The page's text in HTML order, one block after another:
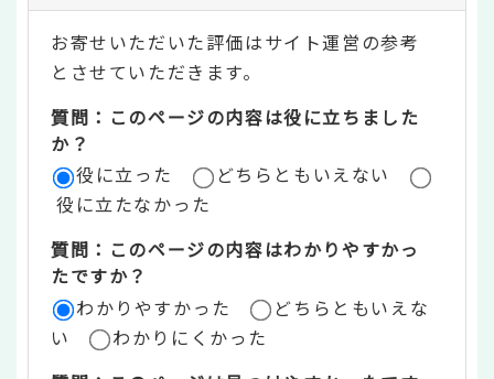
テ
ン
ツ
評
価
リ
ア
お寄せいただいた評価はサイト運営の参考
とさせていただきます。
質問：このページの内容は役に立ちました
か？
役に立った
どちらともいえない
役に立たなかった
質問：このページの内容はわかりやすかっ
たですか？
わかりやすかった
どちらともいえな
い
わかりにくかった